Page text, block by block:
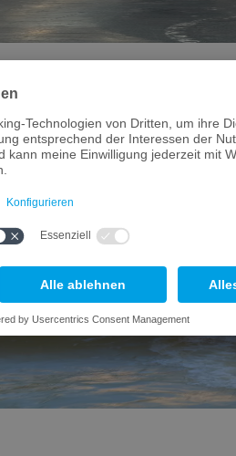
der Intersolar Europe und dem
der Intersolar Europe und dem